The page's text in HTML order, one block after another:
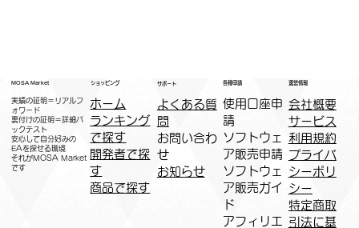
MOSA Market
実績の証明＝リアルフ
ォワード
裏付けの証明＝詳細バ
ックテスト
安心して自分好みの
EAを探せる環境
​それがMOSA Market
です
ショッピング
ホーム
ランキング
で探す
開発者で探
す
商品で探す
サポート
よくある質
問
お問い合わ
せ
お知らせ
各種申請
​使用口座申
請
ソフトウェ
ア販売申請
ソフトウェ
ア販売ガイ
ド
アフィリエ
運営情報
会社概要
サービス
利用規約
プライバ
シーポリ
シー
特定商取
引法に基